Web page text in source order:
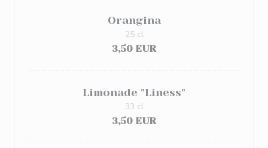
Orangina
3,50 EUR
25 cl
Limonade "Liness"
3,50 EUR
33 cl